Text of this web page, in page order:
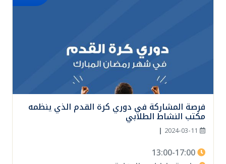
فرصة المشاركة في دوري كرة القدم الذي ينظمه
مكتب النشاط الطلابي
2024-03-11
|
13:00-17:00